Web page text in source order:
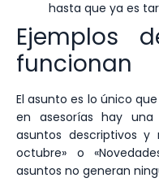
hasta que ya es
Ejemplos
funcionan
El asunto es lo único
en asesorías hay
asuntos descriptivos y
octubre» o
asuntos no generan